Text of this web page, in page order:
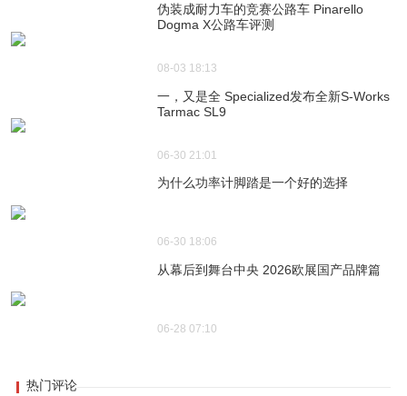
伪装成耐力车的竞赛公路车 Pinarello
Dogma X公路车评测
08-03 18:13
一，又是全 Specialized发布全新S-Works
Tarmac SL9
06-30 21:01
为什么功率计脚踏是一个好的选择
06-30 18:06
从幕后到舞台中央 2026欧展国产品牌篇
06-28 07:10
热门评论